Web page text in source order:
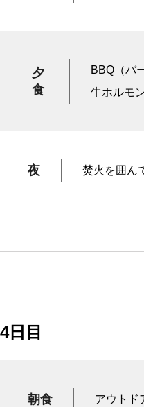
夕
食
BBQ（バ
牛ホルモ
夜 焚火を囲ん
4日目
朝食 アウトド